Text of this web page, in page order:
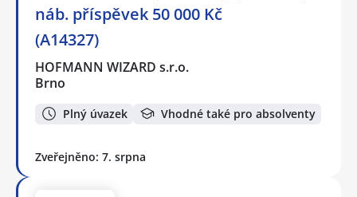
náb. příspěvek 50 000 Kč
(A14327)
HOFMANN WIZARD s.r.o.
Brno
Plný úvazek Vhodné také pro absolventy
Zveřejněno: 7. srpna